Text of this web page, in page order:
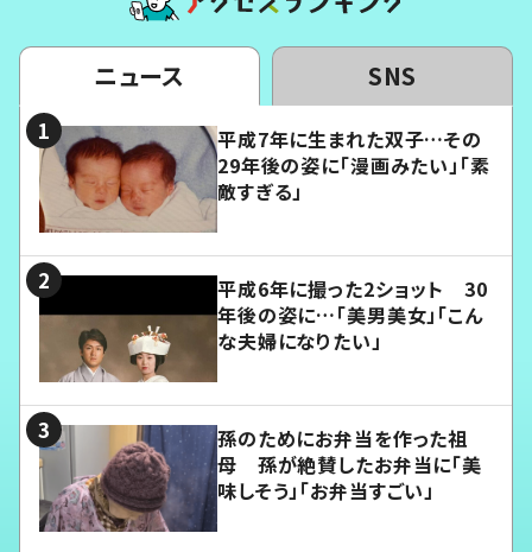
ニュース SNS
平成7年に生まれた双子…その
29年後の姿に「漫画みたい」「素
敵すぎる」
平成6年に撮った2ショット 30
年後の姿に…「美男美女」「こん
な夫婦になりたい」
孫のためにお弁当を作った祖
母 孫が絶賛したお弁当に「美
味しそう」「お弁当すごい」